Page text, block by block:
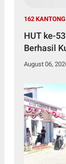
162
HUT ke-
Berhasil
August 06,